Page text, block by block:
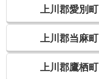
上川郡愛別町
上川郡当麻町
上川郡鷹栖町